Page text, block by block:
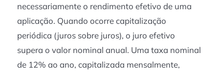
necessariamente o rendimento efetivo de uma
aplicação. Quando ocorre capitalização
periódica (juros sobre juros), o juro efetivo
supera o valor nominal anual. Uma taxa nominal
de 12% ao ano, capitalizada mensalmente,